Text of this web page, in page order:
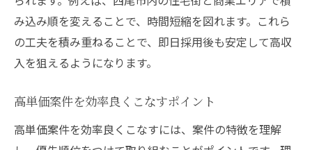
み込み順を変えることで、時間短縮を図れます。これら
の工夫を積み重ねることで、即日採用後も安定して高収
入を狙えるようになります。
高単価案件を効率良くこなすポイント
高単価案件を効率良くこなすには、案件の特徴を理解